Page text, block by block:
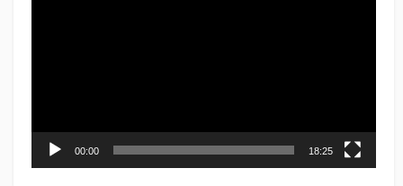
00:00 18:25